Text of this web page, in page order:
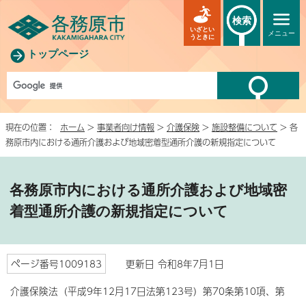
トップページ
メニュー
いざとい
うときに
検索
現在の位置： ホーム > 事業者向け情報 > 介護保険 > 施設整備について > 各
務原市内における通所介護および地域密着型通所介護の新規指定について
各務原市内における通所介護および地域密
着型通所介護の新規指定について
ページ番号1009183
更新日 令和8年7月1日
介護保険法（平成9年12月17日法第123号）第70条第10項、第